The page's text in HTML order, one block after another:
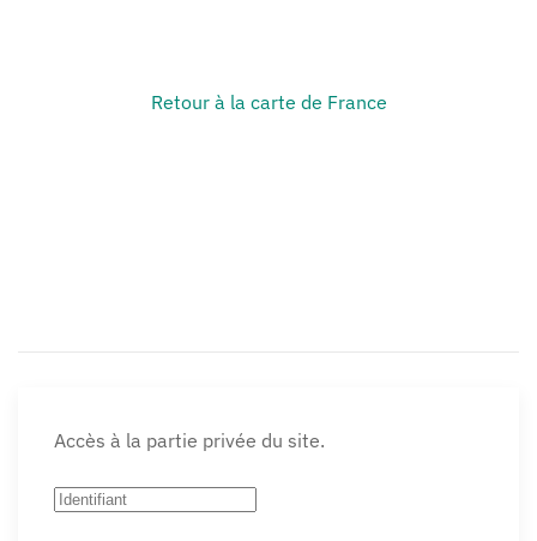
Retour à la carte de France
Accès à la partie privée du site.